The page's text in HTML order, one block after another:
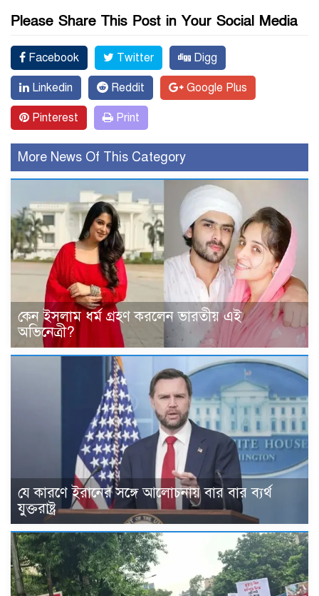
Please Share This Post in Your Social Media
Facebook Twitter Digg
Linkedin Reddit Google Plus
Pinterest Print
More News Of This Category
কেন ইসলাম ধর্ম গ্রহণ করলেন ভারতীয় এই
অভিনেত্রী?
যে কারণে ইরানের সঙ্গে আলোচনায় বার বার ব্যর্থ
যুক্তরাষ্ট্র